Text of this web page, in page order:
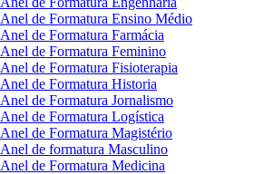
Anel de Formatura Ensino Médio
Anel de Formatura Farmácia
Anel de Formatura Feminino
Anel de Formatura Fisioterapia
Anel de Formatura Historia
Anel de Formatura Jornalismo
Anel de Formatura Logística
Anel de Formatura Magistério
Anel de formatura Masculino
Anel de Formatura Medicina